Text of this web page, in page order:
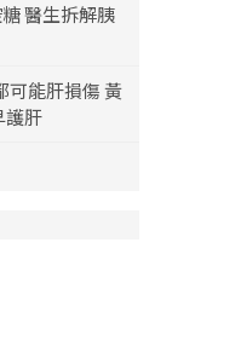
醫生拆解胰
可能肝損傷 黃
護肝